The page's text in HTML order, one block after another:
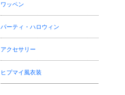
ワッペン
パーティ・ハロウィン
アクセサリー
ヒプマイ風衣装